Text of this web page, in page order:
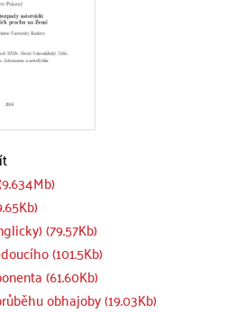
(79.57Kb)
(101.5Kb)
(61.60Kb)
obhajoby (19.03Kb)